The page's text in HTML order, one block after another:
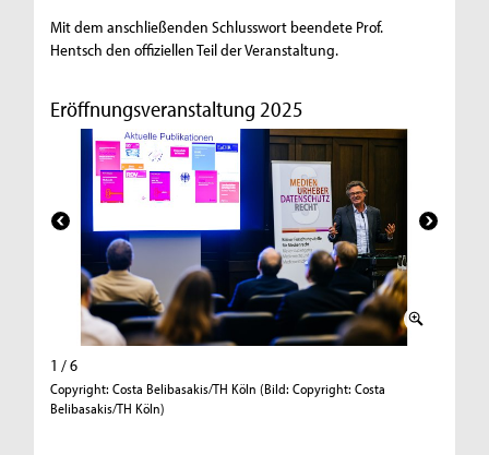
Mit dem anschließenden Schlusswort beendete Prof.
Hentsch den offiziellen Teil der Veranstaltung.
Eröffnungsveranstaltung 2025
1 / 6
Copyright: Costa Belibasakis/TH Köln (Bild: Copyright: Costa
Belibasakis/TH Köln)